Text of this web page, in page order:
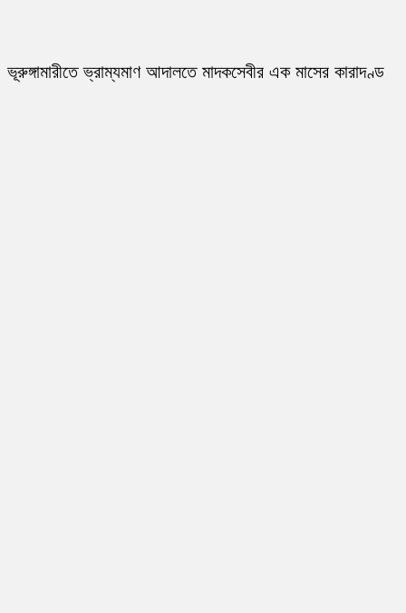
ভূরুঙ্গামারীতে ভ্রাম্যমাণ আদালতে মাদকসেবীর এক মাসের কারাদণ্ড